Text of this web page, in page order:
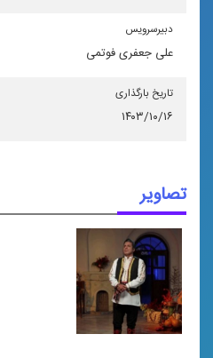
دبیرسرویس
علی جعفری فوتمی
تاریخ بارگذاری
۱۴۰۳/۱۰/۱۶
تصاویر